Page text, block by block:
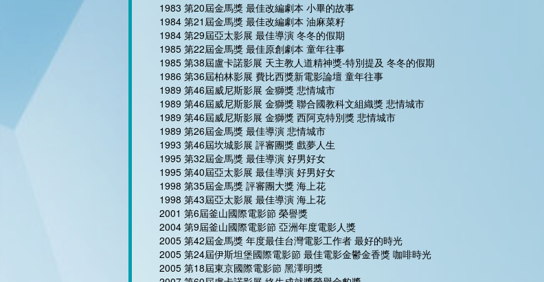
1983 第20屆金馬獎 最佳改編劇本 小畢的故事
1984 第21屆金馬獎 最佳改編劇本 油麻菜籽
1984 第29屆亞太影展 最佳導演 冬冬的假期
1985 第22屆金馬獎 最佳原創劇本 童年往事
1985 第38屆盧卡諾影展 天主教人道精神獎-特別提及 冬冬的假期
1986 第36屆柏林影展 費比西獎新電影論壇 童年往事
1989 第46屆威尼斯影展 金獅獎 悲情城市
1989 第46屆威尼斯影展 金獅獎 聯合國教科文組織獎 悲情城市
1989 第46屆威尼斯影展 金獅獎 西阿克特別獎 悲情城市
1989 第26屆金馬獎 最佳導演 悲情城市
1993 第46屆坎城影展 評審團獎 戲夢人生
1995 第32屆金馬獎 最佳導演 好男好女
1995 第40屆亞太影展 最佳導演 好男好女
1998 第35屆金馬獎 評審團大獎 海上花
1998 第43屆亞太影展 最佳導演 海上花
2001 第6屆釜山國際電影節 榮譽獎
2004 第9屆釜山國際電影節 亞洲年度電影人獎
2005 第42屆金馬獎 年度最佳台灣電影工作者 最好的時光
2005 第24屆伊斯坦堡國際電影節 最佳電影金鬱金香獎 咖啡時光
2005 第18屆東京國際電影節 黑澤明獎